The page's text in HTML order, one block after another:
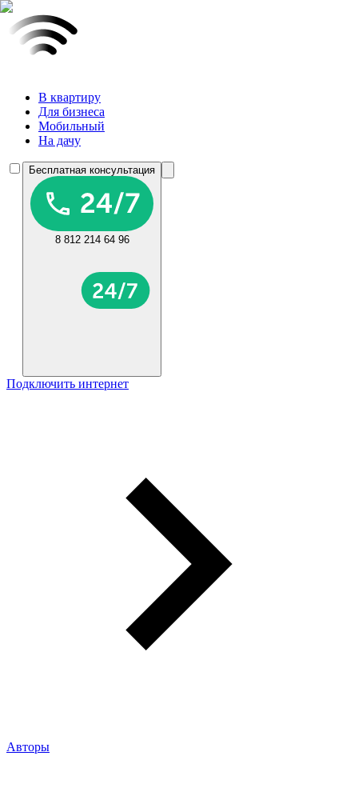
В квартиру
Для бизнеса
Мобильный
На дачу
Бесплатная консультация
8 812 214 64 96
Подключить интернет
Авторы